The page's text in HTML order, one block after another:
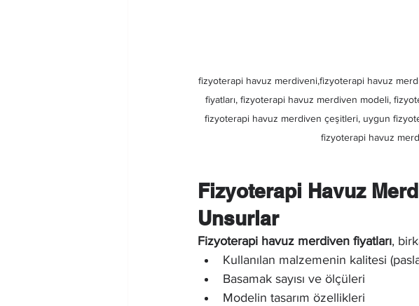
fizyoterapi havuz merdiveni,fizyoterapi havuz
fiyatları, fizyoterapi havuz merdiven modeli,
fizyoterapi havuz merdiven çeşitleri, uygun
fizyoterapi havuz
Fizyoterapi Havuz
Unsurlar
Fizyoterapi havuz merdiven fiyatları,
Kullanılan malzemenin kalitesi
Basamak sayısı ve ölçüleri
Modelin tasarım özellikleri